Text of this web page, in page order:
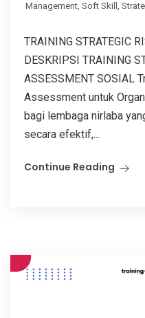
Management, Soft Skill ,
TRAINING STRATEGIC
DESKRIPSI TRAINING
ASSESSMENT SOSIAL
Assessment untuk
bagi lembaga nirlaba
secara efektif,...
Continue Reading